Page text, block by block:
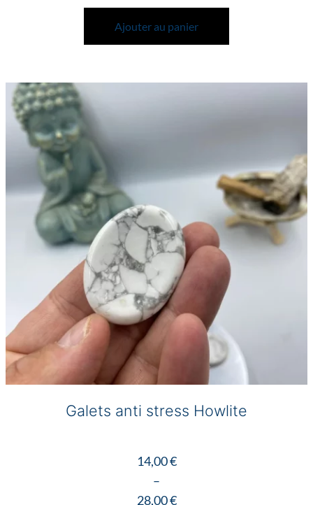
Ajouter au panier
Galets anti stress Howlite
14,00€
–
28,00€